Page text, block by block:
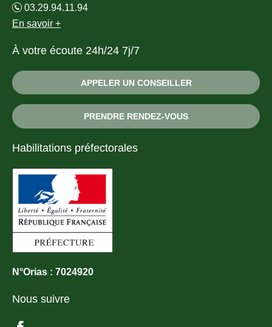
03.29.94.11.94
En savoir +
À votre écoute 24h/24 7j/7
APPELER UN CONSEILLER
PRENDRE RENDEZ-VOUS
Habilitations préfectorales
N°Orias : 7024920
Nous suivre